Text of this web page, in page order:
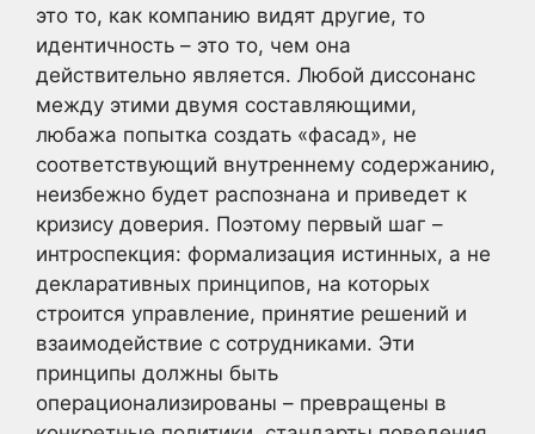
это то, как компанию видят другие, то
идентичность – это то, чем она
действительно является. Любой диссонанс
между этими двумя составляющими,
любажа попытка создать «фасад», не
соответствующий внутреннему содержанию,
неизбежно будет распознана и приведет к
кризису доверия. Поэтому первый шаг –
интроспекция: формализация истинных, а не
декларативных принципов, на которых
строится управление, принятие решений и
взаимодействие с сотрудниками. Эти
принципы должны быть
операционализированы – превращены в